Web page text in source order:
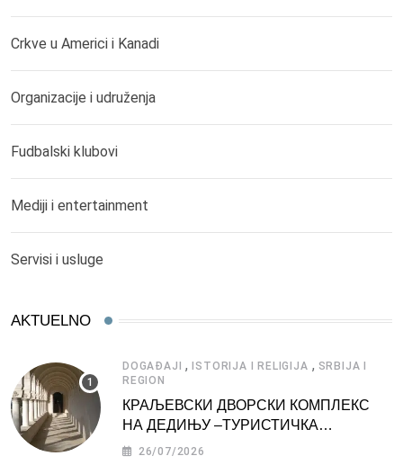
Crkve u Americi i Kanadi
Organizacije i udruženja
Fudbalski klubovi
Mediji i entertainment
Servisi i usluge
AKTUELNO
DOGAĐAJI , ISTORIJA I RELIGIJA , SRBIJA I
REGION
КРАЉЕВСКИ ДВОРСКИ КОМПЛЕКС
НА ДЕДИЊУ –ТУРИСТИЧКА
АТРАКЦИЈА
26/07/2026